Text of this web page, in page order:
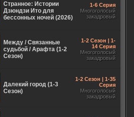
Странное: Истории
Дзюндзи Ито для
бессонных ночей (2026)
1-6 Серия
Многоголосый
закадровый
Между / Связанные
судьбой / Арафта (1-2
Сезон)
1-2 Сезон | 1-
14 Серия
Многоголосый
закадровый
Далекий город (1-3
Сезон)
1-2 Сезон | 1-35
Серия
Многоголосый
закадровый